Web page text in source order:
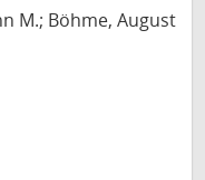
M.; Böhme, August